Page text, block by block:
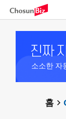
소소한 자
홈